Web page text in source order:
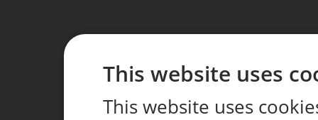
This website uses
This website uses